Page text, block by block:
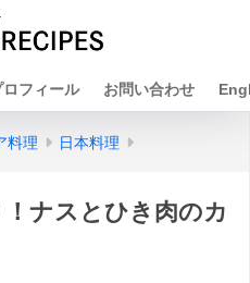
フィール お問い合わせ
料理 日本料理
ナスとひき肉のカ